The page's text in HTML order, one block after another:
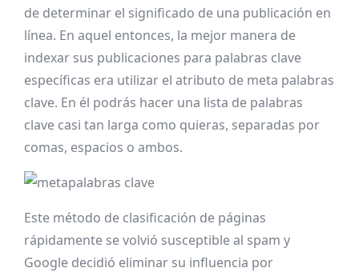
de determinar el significado de una publicación en
línea. En aquel entonces, la mejor manera de
indexar sus publicaciones para palabras clave
específicas era utilizar el atributo de meta palabras
clave. En él podrás hacer una lista de palabras
clave casi tan larga como quieras, separadas por
comas, espacios o ambos.
Este método de clasificación de páginas
rápidamente se volvió susceptible al spam y
Google decidió eliminar su influencia por